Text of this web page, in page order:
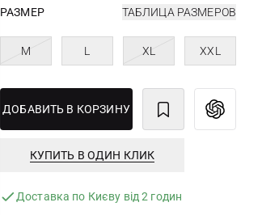
РАЗМЕР ТАБЛИЦА РАЗМЕРОВ
M L XL XXL
ДОБАВИТЬ В КОРЗИНУ
КУПИТЬ В ОДИН КЛИК
Доставка по Києву від 2 годин